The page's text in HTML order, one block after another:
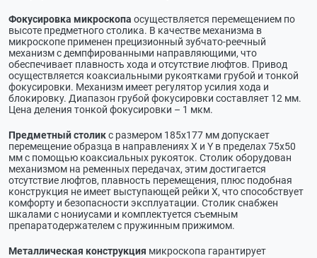
Фокусировка микроскопа осуществляется перемещением по
высоте предметного столика. В качестве механизма в
микроскопе применен прецизионный зубчато-реечный
механизм с демпфированными направляющими, что
обеспечивает плавность хода и отсутствие люфтов. Привод
осуществляется коаксиальными рукоятками грубой и тонкой
фокусировки. Механизм имеет регулятор усилия хода и
блокировку. Диапазон грубой фокусировки составляет 12 мм.
Цена деления тонкой фокусировки – 1 мкм.
Предметный столикс размером 185х177 мм допускает
перемещение образца в направлениях X и Y в пределах 75x50
мм с помощью коаксиальных рукояток. Столик оборудован
механизмом на ременных передачах, этим достигается
отсутствие люфтов, плавность перемещения, плюс подобная
конструкция не имеет выступающей рейки Х, что способствует
комфорту и безопасности эксплуатации. Столик снабжен
шкалами с нониусами и комплектуется съемным
препаратодержателем с пружинным прижимом.
Металлическая конструкция микроскопа гарантирует